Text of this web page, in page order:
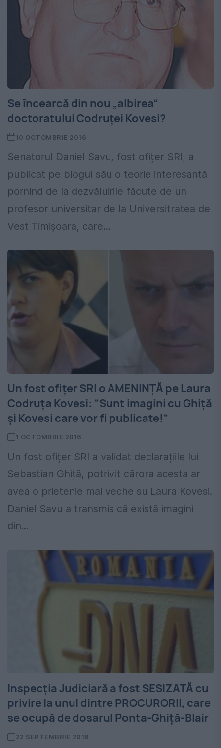
Se încearcă din nou „albirea“
doctoratului Codruței Kovesi?
10 OCTOMBRIE 2016
Senatorul Daniel Savu, fost ofițer SRI, a
publicat pe blogul său o teorie interesantă
pornind de la dezvăluirile făcute de un
profesor universitar de la Universitratea de
Vest Timișoara, care...
Un fost ofițer SRI o AMENINȚĂ pe Laura
Codruța Kovesi: ”Sunt imagini cu Ghiță
și Kovesi care vor fi publicate!”
1 OCTOMBRIE 2016
Un fost ofițer SRI a validat declarațiile lui
Sebastian Ghiță, potrivit cărora acesta ar
avea o prietenie mai veche su Laura Kovesi.
Daniel Savu a transmis că există imagini
din...
Inspecţia Judiciară a fost SESIZATĂ cu
privire la unul dintre PROCURORII, care
se ocupă de dosarul Ponta-Ghiţă-Blair
22 SEPTEMBRIE 2016